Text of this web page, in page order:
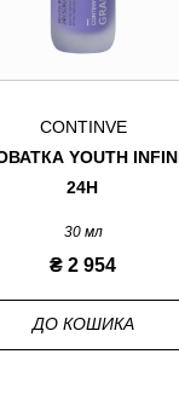
CONTINVE
YOUTH
24H
30 мл
₴ 2 954
ДО КОШИКА